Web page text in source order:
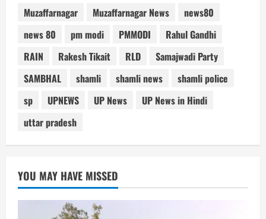
Muzaffarnagar
Muzaffarnagar News
news80
news 80
pm modi PMMODI
Rahul Gandhi
RAIN
Rakesh Tikait RLD
Samajwadi Party
SAMBHAL
shamli shamli news
shamli police
sp
UPNEWS UP News
UP News in Hindi
uttar pradesh
YOU MAY HAVE MISSED